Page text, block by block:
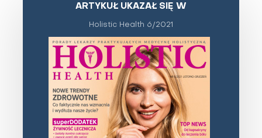
ARTYKUŁ UKAZAŁ SIĘ W
Holistic Health 6/2021